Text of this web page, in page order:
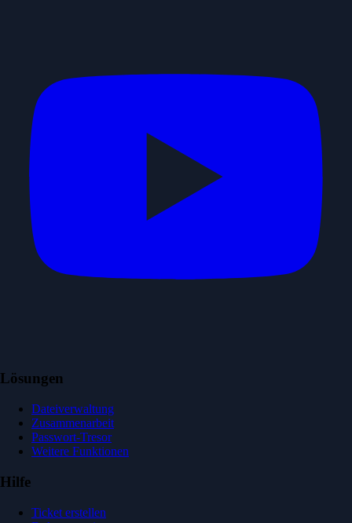
Lösungen
Dateiverwaltung
Zusammenarbeit
Passwort-Tresor
Weitere Funktionen
Hilfe
Ticket erstellen